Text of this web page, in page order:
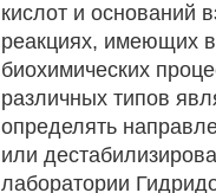
кислот и оснований
реакциях, имеющих
биохимических
различных типов
определять
или
лаборатории